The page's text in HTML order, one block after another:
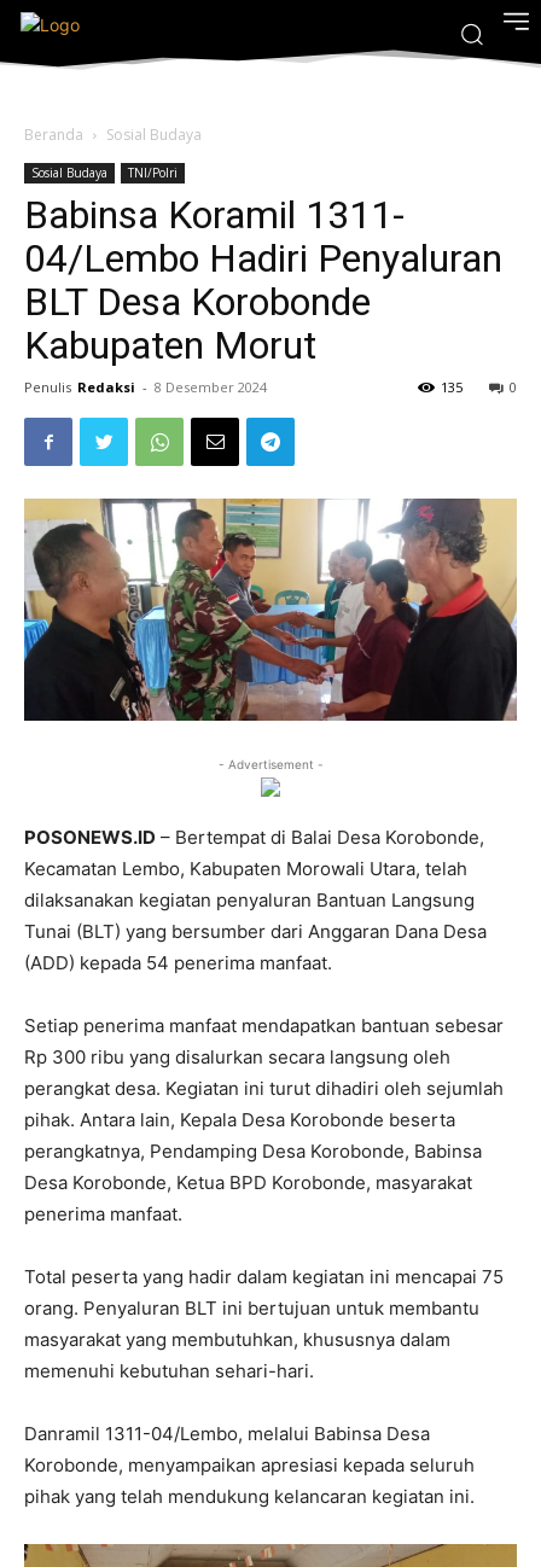
Beranda Sosial Budaya
Sosial Budaya TNI/Polri
Babinsa Koramil 1311-
04/Lembo Hadiri Penyaluran
BLT Desa Korobonde
Kabupaten Morut
Penulis Redaksi - 8 Desember 2024 0
135
- Advertisement -
POSONEWS.ID – Bertempat di Balai Desa Korobonde,
Kecamatan Lembo, Kabupaten Morowali Utara, telah
dilaksanakan kegiatan penyaluran Bantuan Langsung
Tunai (BLT) yang bersumber dari Anggaran Dana Desa
(ADD) kepada 54 penerima manfaat.
Setiap penerima manfaat mendapatkan bantuan sebesar
Rp 300 ribu yang disalurkan secara langsung oleh
perangkat desa. Kegiatan ini turut dihadiri oleh sejumlah
pihak. Antara lain, Kepala Desa Korobonde beserta
perangkatnya, Pendamping Desa Korobonde, Babinsa
Desa Korobonde, Ketua BPD Korobonde, masyarakat
penerima manfaat.
Total peserta yang hadir dalam kegiatan ini mencapai 75
orang. Penyaluran BLT ini bertujuan untuk membantu
masyarakat yang membutuhkan, khususnya dalam
memenuhi kebutuhan sehari-hari.
Danramil 1311-04/Lembo, melalui Babinsa Desa
Korobonde, menyampaikan apresiasi kepada seluruh
pihak yang telah mendukung kelancaran kegiatan ini.